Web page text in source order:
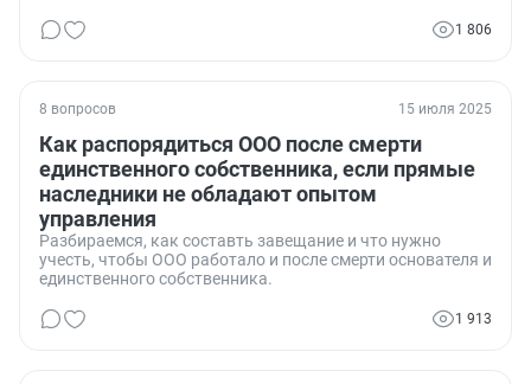
1 806
8 вопросов 15 июля 2025
Как распорядиться ООО после смерти
единственного собственника, если прямые
наследники не обладают опытом
управления
Разбираемся, как составть завещание и что нужно
учесть, чтобы ООО работало и после смерти основателя и
единственного собственника.
1 913